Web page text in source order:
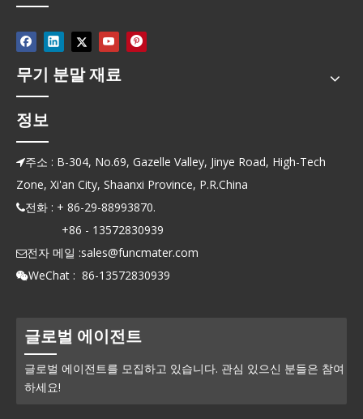
무기 분말 재료
정보
주소 : B-304, No.69, Gazelle Valley, Jinye Road, High-Tech
Zone, Xi'an City, Shaanxi Province, P.R.China
전화 : + 86-29-88993870.
+86 - 13572830939
전자 메일 :sales@funcmater.com
WeChat : 86-13572830939
글로벌 에이전트
글로벌 에이전트를 모집하고 있습니다. 관심 있으신 분들은 참여
하세요!